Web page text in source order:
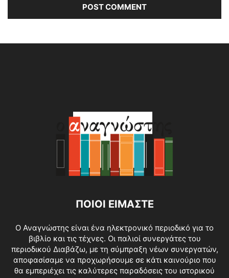
ΠΟΙΟΙ ΕΙΜΑΣΤΕ
O Αναγνώστης είναι ένα ηλεκτρονικό περιοδικό για το
βιβλίο και τις τέχνες. Οι παλιοί συνεργάτες του
περιοδικού Διαβάζω, με τη σύμπραξη νέων συνεργατών,
αποφασίσαμε να προχωρήσουμε σε κάτι καινούριο που
θα εμπεριέχει τις καλύτερες παραδόσεις του ιστορικού